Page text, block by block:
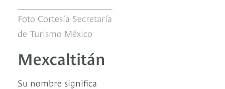
Foto Cortesía Secretaría
de Turismo México
Mexcaltitán
Su nombre significa